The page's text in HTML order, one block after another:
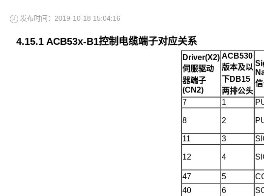
发布时间：2019-10-18 15:04:16
4.15.1 ACB53x-B1控制电缆端子对应关系
Driver(X2)
伺服驱动
器端子
(CN2)
ACB530
版本及以
下DB15
两排公头
7 1
8 2
11
3
12 4
47
5
40
6